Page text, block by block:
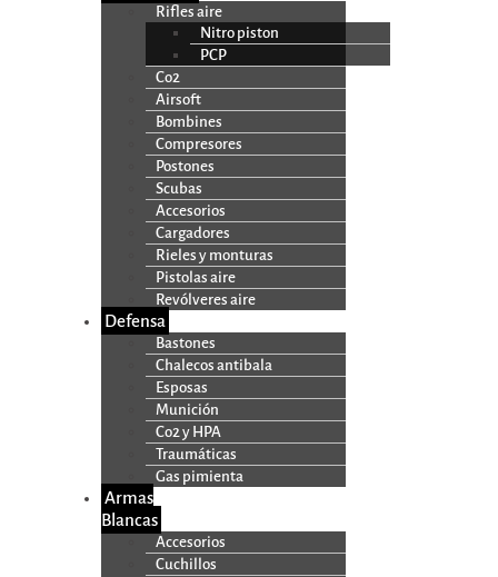
Rifles aire
Nitro piston
PCP
Co2
Airsoft
Bombines
Compresores
Postones
Scubas
Accesorios
Cargadores
Rieles y monturas
Pistolas aire
Revólveres aire
Defensa
Bastones
Chalecos antibala
Esposas
Munición
Co2 y HPA
Traumáticas
Gas pimienta
Armas
Blancas
Accesorios
Cuchillos